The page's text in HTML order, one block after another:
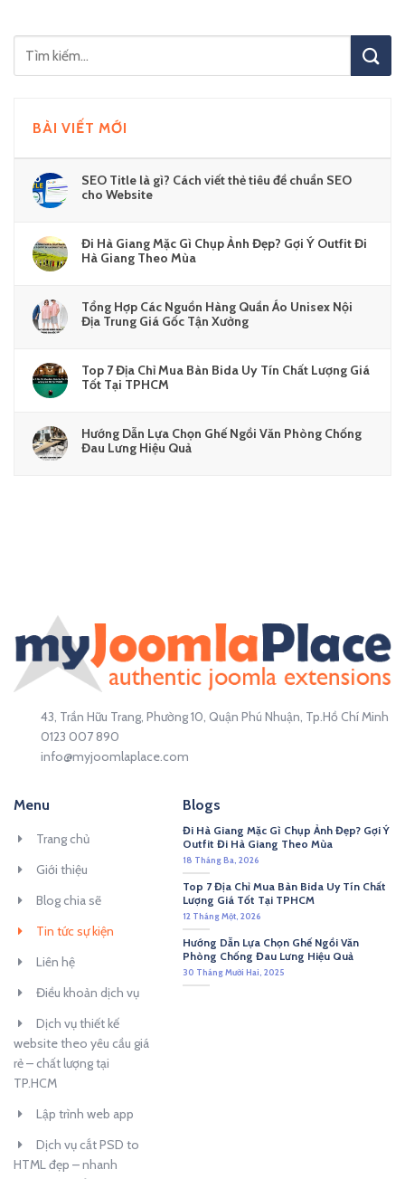
BÀI VIẾT MỚI
SEO Title là gì? Cách viết thẻ tiêu đề chuẩn SEO
cho Website
Đi Hà Giang Mặc Gì Chụp Ảnh Đẹp? Gợi Ý Outfit Đi
Hà Giang Theo Mùa
Tổng Hợp Các Nguồn Hàng Quần Áo Unisex Nội
Địa Trung Giá Gốc Tận Xưởng
Top 7 Địa Chỉ Mua Bàn Bida Uy Tín Chất Lượng Giá
Tốt Tại TPHCM
Hướng Dẫn Lựa Chọn Ghế Ngồi Văn Phòng Chống
Đau Lưng Hiệu Quả
43, Trần Hữu Trang, Phường 10, Quận Phú Nhuận, Tp.Hồ Chí Minh
0123 007 890
info@myjoomlaplace.com
Menu
Trang chủ
Giới thiệu
Blog chia sẽ
Tin tức sự kiện
Liên hệ
Điều khoản dịch vụ
Dịch vụ thiết kế
website theo yêu cầu giá
rẻ – chất lượng tại
TP.HCM
Lập trình web app
Dịch vụ cắt PSD to
HTML đẹp – nhanh
Blogs
Đi Hà Giang Mặc Gì Chụp Ảnh Đẹp? Gợi Ý
Outfit Đi Hà Giang Theo Mùa
18 Tháng Ba, 2026
Top 7 Địa Chỉ Mua Bàn Bida Uy Tín Chất
Lượng Giá Tốt Tại TPHCM
12 Tháng Một, 2026
Hướng Dẫn Lựa Chọn Ghế Ngồi Văn
Phòng Chống Đau Lưng Hiệu Quả
30 Tháng Mười Hai, 2025